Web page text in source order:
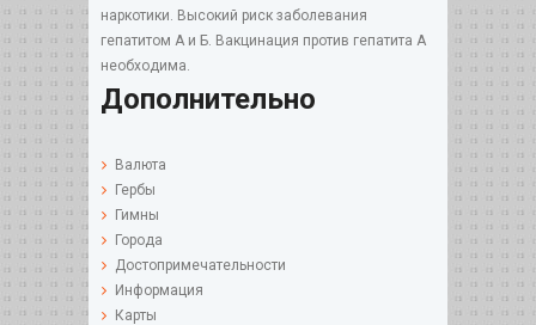
наркотики. Высокий риск заболевания
гепатитом А и Б. Вакцинация против гепатита А
необходима.
Дополнительно
Валюта
Гербы
Гимны
Города
Достопримечательности
Информация
Карты